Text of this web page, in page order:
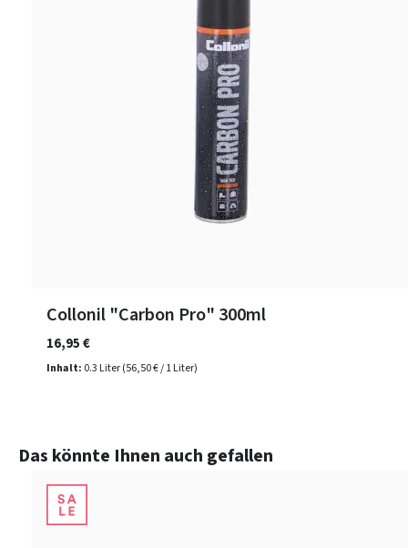
Collonil "Carbon Pro" 300ml
Inhalt: 0.3 Liter(56,50 € / 1 Liter)
16,95 €
Produktgalerie überspringen
Das könnte Ihnen auch gefallen